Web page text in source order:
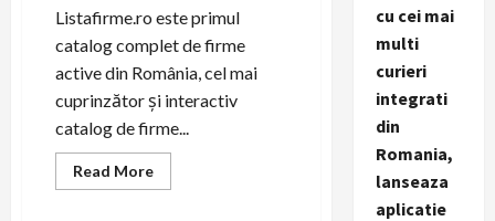
Listafirme.ro este primul
catalog complet de firme
active din România, cel mai
cuprinzător şi interactiv
catalog de firme...
Read MoreRead
more
cu cei mai
multi
curieri
integrati
din
Romania,
lanseaza
aplicatie